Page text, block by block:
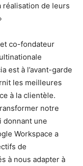
réalisation de leurs
co-fondateur
est à l’avant-garde
les meilleures
à la clientèle.
notre
donnant une
Workspace a
de
à nous adapter à